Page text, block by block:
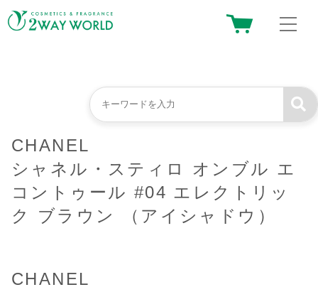
CHANEL
シャネル・スティロ オンブル エ
コントゥール #04 エレクトリッ
ク ブラウン （アイシャドウ）
CHANEL